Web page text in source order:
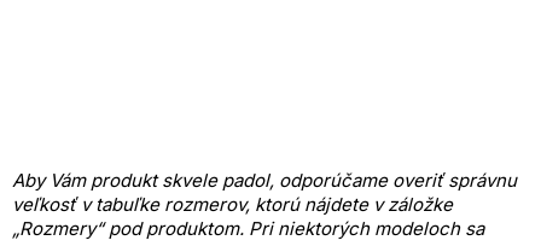
Aby Vám produkt skvele padol, odporúčame overiť správnu
veľkosť v tabuľke rozmerov, ktorú nájdete v záložke
„Rozmery“ pod produktom. Pri niektorých modeloch sa